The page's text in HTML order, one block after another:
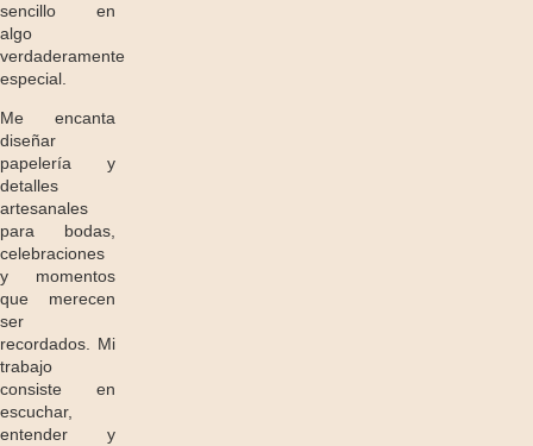
sencillo en
algo
verdaderamente
especial.
Me encanta
diseñar
papelería y
detalles
artesanales
para bodas,
celebraciones
y momentos
que merecen
ser
recordados. Mi
trabajo
consiste en
escuchar,
entender y